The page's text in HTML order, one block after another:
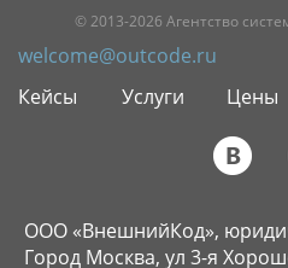
© 2013-2026 Агентство
welcome@outcode.ru
Кейсы
Услуги Цены
ООО «ВнешнийКод»,
Город Москва, ул 3-я